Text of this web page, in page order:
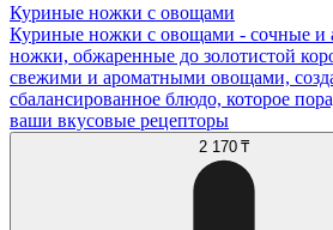
Куриные ножки с овощами
Куриные ножки с овощами - сочные и
ножки, обжаренные до золотистой
свежими и ароматными овощами,
сбалансированное блюдо, которое
ваши вкусовые рецепторы
2 170 ₸